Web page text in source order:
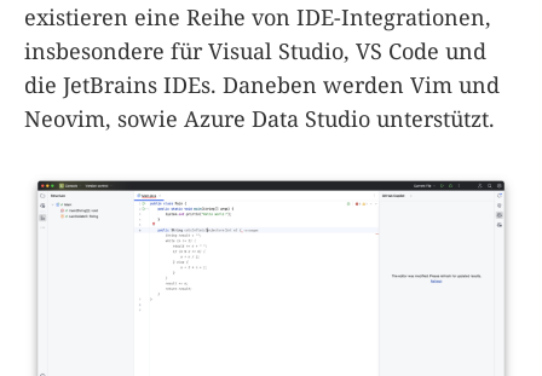
existieren eine Reihe von IDE-Integrationen,
insbesondere für Visual Studio, VS Code und
die JetBrains IDEs. Daneben werden Vim und
Neovim, sowie Azure Data Studio unterstützt.